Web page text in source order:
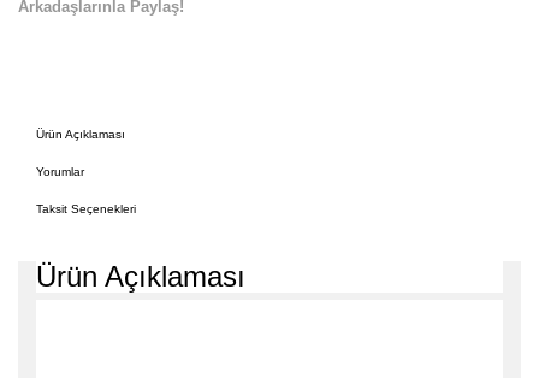
Arkadaşlarınla Paylaş!
Ürün Açıklaması
Yorumlar
Taksit Seçenekleri
Ürün Açıklaması